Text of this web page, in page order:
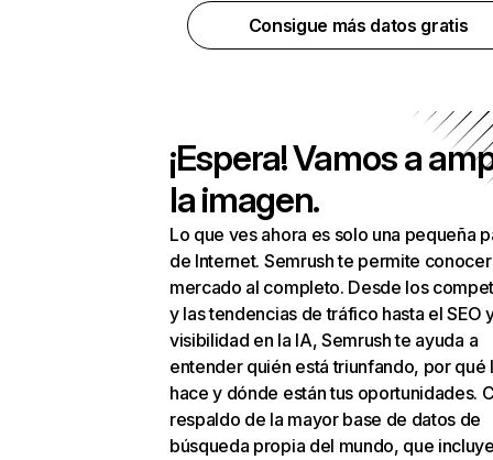
Consigue más datos gratis
¡Espera! Vamos a
la imagen.
Lo que ves ahora es solo una pequeña
de Internet. Semrush te permite
mercado al completo. Desde los
y las tendencias de tráfico hasta el SEO
visibilidad en la IA, Semrush te ayuda a
entender quién está triunfando, por qué
hace y dónde están tus oportunidades.
respaldo de la mayor base de datos de
búsqueda propia del mundo, que